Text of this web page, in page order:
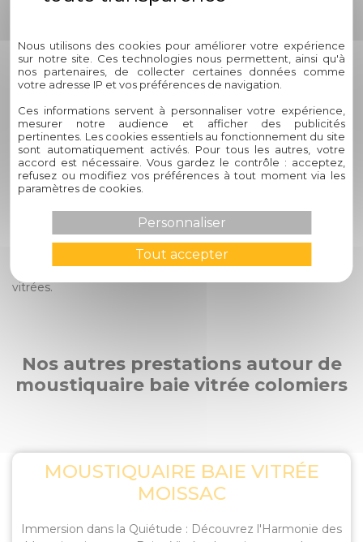
une moustiquaire
adaptée pour les baies
vitrées ?
de la lumière naturelle tout en
empêchant l'intrusion des
insectes, créant ainsi un espace
confortable et sain.
Comment puis-je
contacter Circelli
Habitat pour en savoir
plus ou planifier mon
projet
d'aménagement ?
Pour toute information
supplémentaire ou pour prendre
rendez-vous, n'hésitez pas à
nous contacter via nos
notre site web.
N'hésitez pas à nous contacter si vous avez des questions
supplémentaires ou si vous souhaitez obtenir des détails
spécifiques sur nos services de moustiquaires pour baies
vitrées.
Nos autres prestations autour de
moustiquaire baie vitrée colomiers
MOUSTIQUAIRE BAIE VITRÉE
MOISSAC
Immersion dans la Quiétude : Découvrez l'Harmonie des
Nous utilisons des cookies pour améliorer votre expérience
sur notre site. Ces technologies nous permettent, ainsi qu'à
nos partenaires, de collecter certaines données comme
votre adresse IP et vos préférences de navigation.
Ces informations servent à personnaliser votre expérience,
mesurer notre audience et afficher des publicités
pertinentes. Les cookies essentiels au fonctionnement du site
sont automatiquement activés. Pour tous les autres, votre
accord est nécessaire. Vous gardez le contrôle : acceptez,
refusez ou modifiez vos préférences à tout moment via les
paramètres de cookies.
Tout accepter
Personnaliser